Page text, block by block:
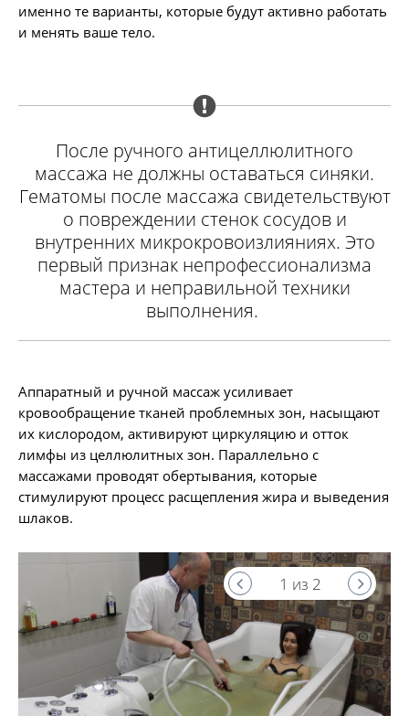
именно те варианты, которые будут активно работать
и менять ваше тело.
После ручного антицеллюлитного
массажа не должны оставаться синяки.
Гематомы после массажа свидетельствуют
о повреждении стенок сосудов и
внутренних микрокровоизлияниях. Это
первый признак непрофессионализма
мастера и неправильной техники
выполнения.
Аппаратный и ручной массаж усиливает
кровообращение тканей проблемных зон, насыщают
их кислородом, активируют циркуляцию и отток
лимфы из целлюлитных зон. Параллельно с
массажами проводят обертывания, которые
стимулируют процесс расщепления жира и выведения
шлаков.
1 из 2